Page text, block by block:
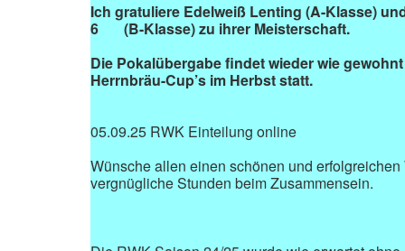
Ich gratuliere Edelweiß Lenting (A-Klasse)
6 (B-Klasse) zu ihrer Meisterschaft.
Die Pokalübergabe findet wieder wie
Herrnbräu-Cup’s im Herbst statt.
05.09.25 RWK Einteilung online
Wünsche allen einen schönen und erfolgreichen
vergnügliche Stunden beim Zusammensein.